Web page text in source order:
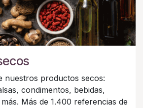
nuestros productos secos:
condimentos, bebidas,
Más de 1.400 referencias de